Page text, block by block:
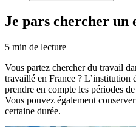
Je pars chercher un
5 min de lecture
Vous partez chercher du travail
travaillé en France ? L’institution
prendre en compte les périodes
Vous pouvez également
certaine durée.